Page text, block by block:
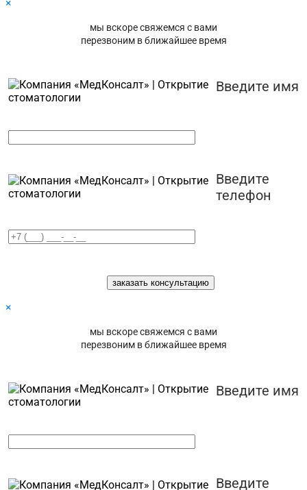
×
мы вскоре свяжемся с вами
перезвоним в ближайшее время
Введите имя
Введите
телефон
×
мы вскоре свяжемся с вами
перезвоним в ближайшее время
Введите имя
Введите